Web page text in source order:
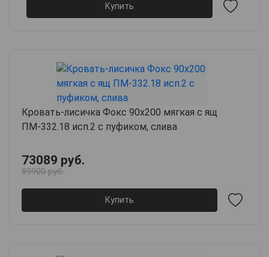
Купить
Кровать-лисичка Фокс 90х200 мягкая с ящ
ПМ-332.18 исп.2 с пуфиком, слива
73089 руб.
89900 руб.
Купить